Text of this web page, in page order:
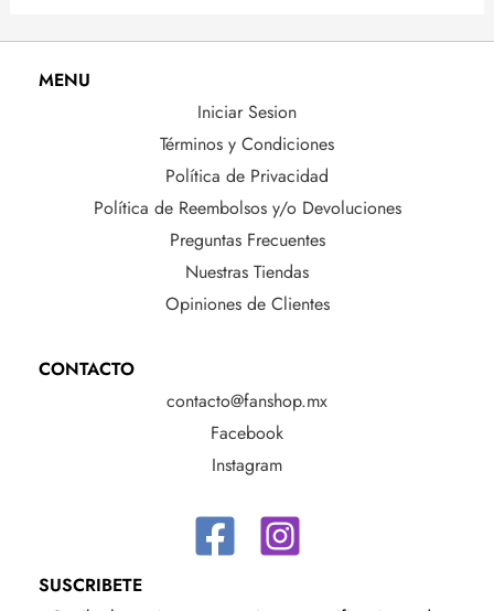
MENU
Iniciar Sesion
Términos y Condiciones
Política de Privacidad
Política de Reembolsos y/o Devoluciones
Preguntas Frecuentes
Nuestras Tiendas
Opiniones de Clientes
CONTACTO
contacto@fanshop.mx
Facebook
Instagram
SUSCRIBETE